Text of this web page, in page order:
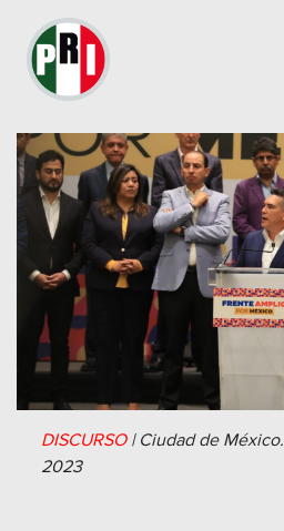
DISCURSO| Ciudad de México.
2023